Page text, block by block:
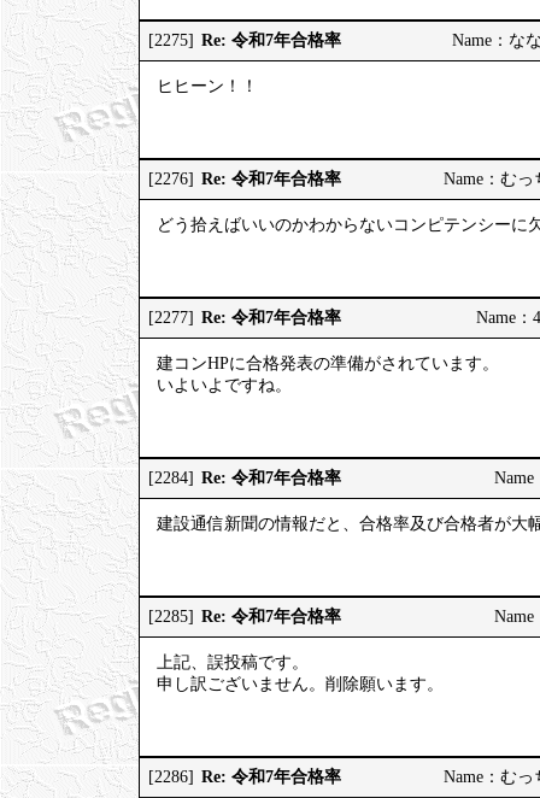
[2275] Re: 令和7年合格率 Name：な
ヒヒーン！！
[2276] Re: 令和7年合格率 Name：む
どう拾えばいいのかわからないコンピテンシーに
[2277] Re: 令和7年合格率 Name
建コンHPに合格発表の準備がされています。
いよいよですね。
[2284] Re: 令和7年合格率
建設通信新聞の情報だと、合格率及び合格者が大
[2285] Re: 令和7年合格率
上記、誤投稿です。
申し訳ございません。削除願います。
[2286] Re: 令和7年合格率 Name：む